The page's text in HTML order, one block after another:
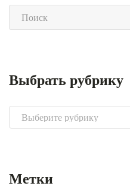
Выбрать рубрику
Выбрать
рубрику
Метки